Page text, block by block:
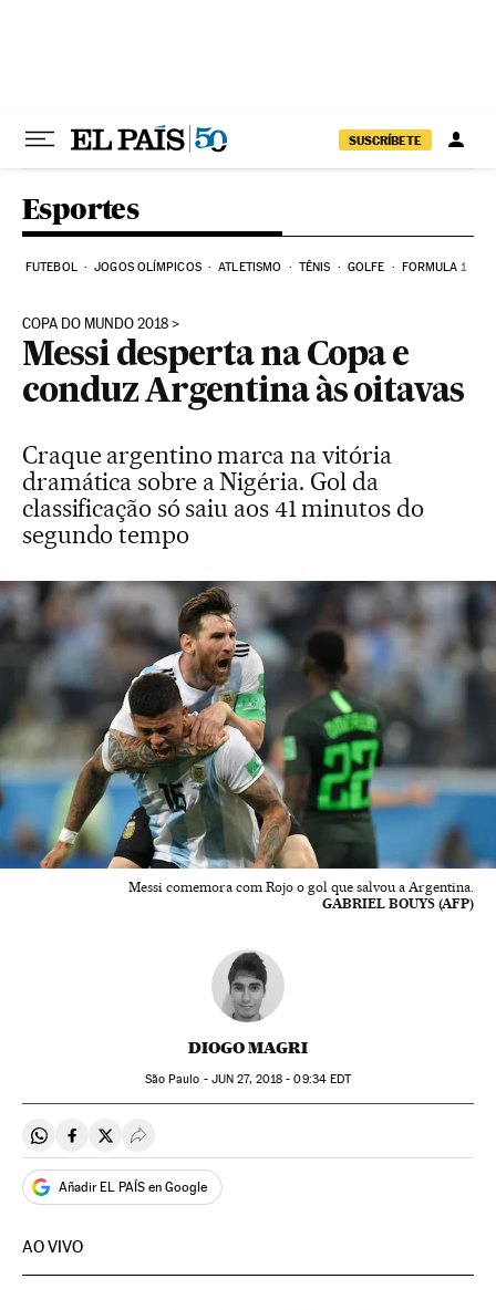
SUSCRÍBETE
Esportes
FUTEBOL JOGOS OLÍMPICOS ATLETISMO TÊNIS GOLFE FORMULA 1
COPA DO MUNDO 2018
Messi desperta na Copa e
conduz Argentina às oitavas
Craque argentino marca na vitória
dramática sobre a Nigéria. Gol da
classificação só saiu aos 41 minutos do
segundo tempo
Messi comemora com Rojo o gol que salvou a Argentina.
GABRIEL BOUYS (AFP)
DIOGO MAGRI
São Paulo - JUN 27, 2018 - 09:34EDT
Compartir en Whatsapp
Compartir en Facebook
Compartir en Twitter
Desplegar Redes Sociales
Añadir EL PAÍS en Google
AO VIVO